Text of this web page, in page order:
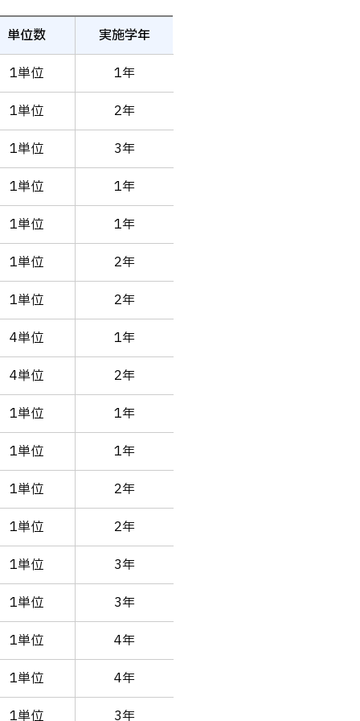
単位数
実施学年
1単位
1年
1単位
2年
1単位
3年
1単位
1年
1単位
1年
1単位
2年
1単位
2年
4単位
1年
4単位
2年
1単位
1年
1単位
1年
1単位
2年
1単位
2年
1単位
3年
1単位
3年
1単位
4年
1単位
4年
1単位
3年